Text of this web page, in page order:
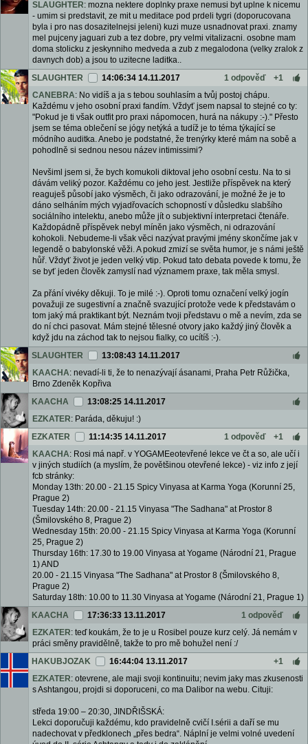
SLAUGHTER: mozna nektere doplnky praxe nemusi byt uplne k nicemu
- umim si predstavit, ze mit u meditace pod prdeli tygri (doporucovana
byla i pro nas dosazitelnejsi jeleni) kuzi muze usnadnovat praxi. znamy
mel pujceny jaguari zub a tez dobre, pry velmi vitalizacni. osobne mam
doma stolicku z jeskynniho medveda a zub z megalodona (velky zralok z
davnych dob) a jsou to uzitecne laditka..
SLAUGHTER
14:06:34 14.11.2017 1 odpověď
+1
CANEBRA: No vidíš a ja s tebou souhlasím a tvůj postoj chápu.
Každému v jeho osobní praxi fandím. Vždyť jsem napsal to stejné co ty:
"Pokud je ti však outfit pro praxi nápomocen, hurá na nákupy :-)." Přesto
jsem se téma oblečení se jógy netýká a tudíž je to téma týkající se
módního auditka. Anebo je podstatné, že trenýrky které mám na sobě a
pohodlně si sednou nesou název intimissimi?
Nevšiml jsem si, že bych komukoli diktoval jeho osobní cestu. Na to si
dávám veliký pozor. Každému co jeho jest. Jestliže příspěvek na který
reaguješ působí jako výsměch, či jako odrazování, je možné že je to
dáno selháním mých vyjadřovacích schopností v důsledku slabšího
sociálního intelektu, anebo může jít o subjektivní interpretaci čtenáře.
Každopádně příspěvek nebyl míněn jako výsměch, ni odrazování
kohokoli. Nebudeme-li však věci nazývat pravými jmény skončíme jak v
legendě o babylonské věži. A pokud zmizí se světa humor, je s námi ještě
hůř. Vždyť život je jeden velký vtip. Pokud tato debata povede k tomu, že
se byť jeden člověk zamyslí nad významem praxe, tak měla smysl.
Za přání vivéky děkuji. To je milé :-). Oproti tomu označení velký jogín
považuji ze sugestivní a značně svazující protože vede k představám o
tom jaký má praktikant být. Neznám tvoji představu o mě a nevím, zda se
do ní chci pasovat. Mám stejné tělesné otvory jako každý jiný člověk a
když jdu na záchod tak to nejsou fialky, co ucítíš :-).
SLAUGHTER
13:08:43 14.11.2017
KAACHA: nevadí-li ti, že to nenazývají ásanami, Praha Petr Růžička,
Brno Zdeněk Kopřiva
KAACHA
13:08:25 14.11.2017
EZKATER: Paráda, děkuju! :)
EZKATER
11:14:35 14.11.2017 1 odpověď
+1
KAACHA: Rosi má např. v YOGAMEeotevřené lekce ve čt a so, ale učí i
v jiných studiích (a myslím, že povětšinou otevřené lekce) - viz info z její
fcb stránky:
Monday 13th: 20.00 - 21.15 Spicy Vinyasa at Karma Yoga (Korunní 25,
Prague 2)
Tuesday 14th: 20.00 - 21.15 Vinyasa "The Sadhana" at Prostor 8
(Šmilovského 8, Prague 2)
Wednesday 15th: 20.00 - 21.15 Spicy Vinyasa at Karma Yoga (Korunní
25, Prague 2)
Thursday 16th: 17.30 to 19.00 Vinyasa at Yogame (Národní 21, Prague
1) AND
20.00 - 21.15 Vinyasa "The Sadhana" at Prostor 8 (Šmilovského 8,
Prague 2)
Saturday 18th: 10.00 to 11.30 Vinyasa at Yogame (Národní 21, Prague 1)
KAACHA
17:36:33 13.11.2017
1 odpověď
EZKATER: teď koukám, že to je u Rosibel pouze kurz celý. Já nemám v
práci směny pravidělně, takže to pro mě bohužel není :/
HAKUBJOZAK
16:44:04 13.11.2017
+1
EZKATER: otevrene, ale maji svoji kontinuitu; nevim jaky mas zkusenosti
s Ashtangou, projdi si doporuceni, co ma Dalibor na webu. Cituji:
středa 19:00 – 20:30, JINDŘIŠSKÁ:
Lekci doporučuji každému, kdo pravidelně cvičí I.sérii a daří se mu
nadechovat v předklonech „přes bedra“. Náplní je velmi volné uvedení